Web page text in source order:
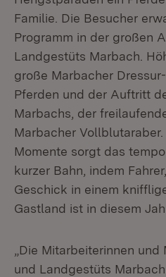
Familie. Die Besucher
Programm in der großen
Landgestüts Marbach.
große Marbacher
Pferden und der Auftritt
Marbachs, der
Marbacher
Momente sorgt das
kurzer Bahn, indem
Geschick in einem
Gastland ist in diesem
„Die Mitarbeiterinnen
und Landgestüts